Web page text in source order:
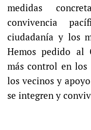
medidas
convivencia
ciudadanía y los
Hemos pedido al
más control en
los vecinos y
se integren y